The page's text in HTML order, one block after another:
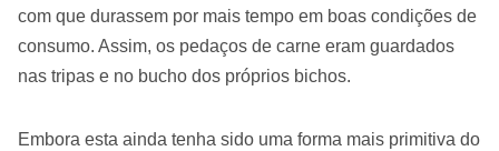
com que durassem por mais tempo em boas condições de
consumo. Assim, os pedaços de carne eram guardados
nas tripas e no bucho dos próprios bichos.
Embora esta ainda tenha sido uma forma mais primitiva do